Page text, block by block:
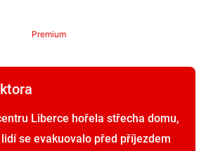
Premium
Liberce hořela střecha domu,
lidí se evakuovalo před příjezdem